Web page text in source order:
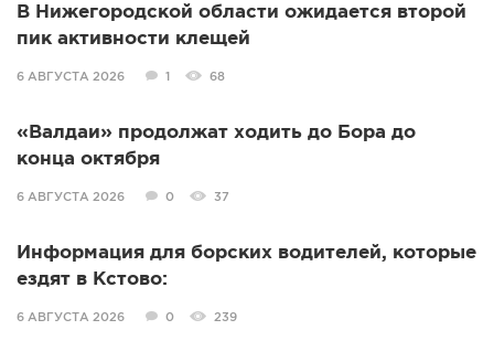
В Нижегородской области ожидается второй
пик активности клещей
6 АВГУСТА 2026 1 68
«Валдаи» продолжат ходить до Бора до
конца октября
6 АВГУСТА 2026 0 37
Информация для борских водителей, которые
ездят в Кстово:
6 АВГУСТА 2026 0 239